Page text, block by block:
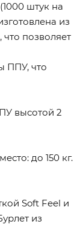
штук на
из
что позволяет
ППУ, что
высотой 2
до 150 кг.
Soft Feel и
из